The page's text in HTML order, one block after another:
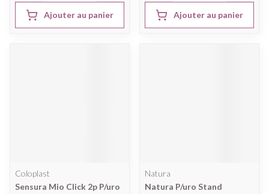
Ajouter au panier Ajouter au panier
Coloplast
Sensura Mio Click 2p P/uro
Natura
Natura P/uro Stand